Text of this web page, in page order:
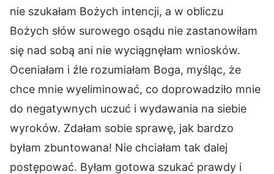
nie szukałam Bożych intencji, a w obliczu
Bożych słów surowego osądu nie zastanowiłam
się nad sobą ani nie wyciągnęłam wniosków.
Oceniałam i źle rozumiałam Boga, myśląc, że
chce mnie wyeliminować, co doprowadziło mnie
do negatywnych uczuć i wydawania na siebie
wyroków. Zdałam sobie sprawę, jak bardzo
byłam zbuntowana! Nie chciałam tak dalej
postępować. Byłam gotowa szukać prawdy i